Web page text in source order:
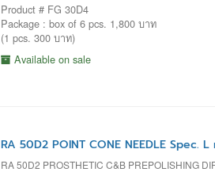
Product # FG 30D4
Package : box of 6 pcs. 1,800 บาท
(1 pcs. 300 บาท)
Available on sale
RA 50D2 POINT CONE NEEDLE Spec.
RA 50D2 PROSTHETIC C&B PREPOLISHING